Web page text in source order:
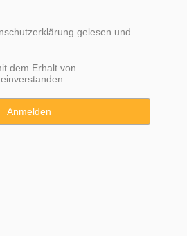
gelesen und
dem Erhalt von